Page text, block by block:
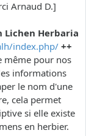
Arnaud D.]
Lichen Herbaria
index.php/ ++
même pour nos
informations
le nom d'une
cela permet
si elle existe
en herbier.